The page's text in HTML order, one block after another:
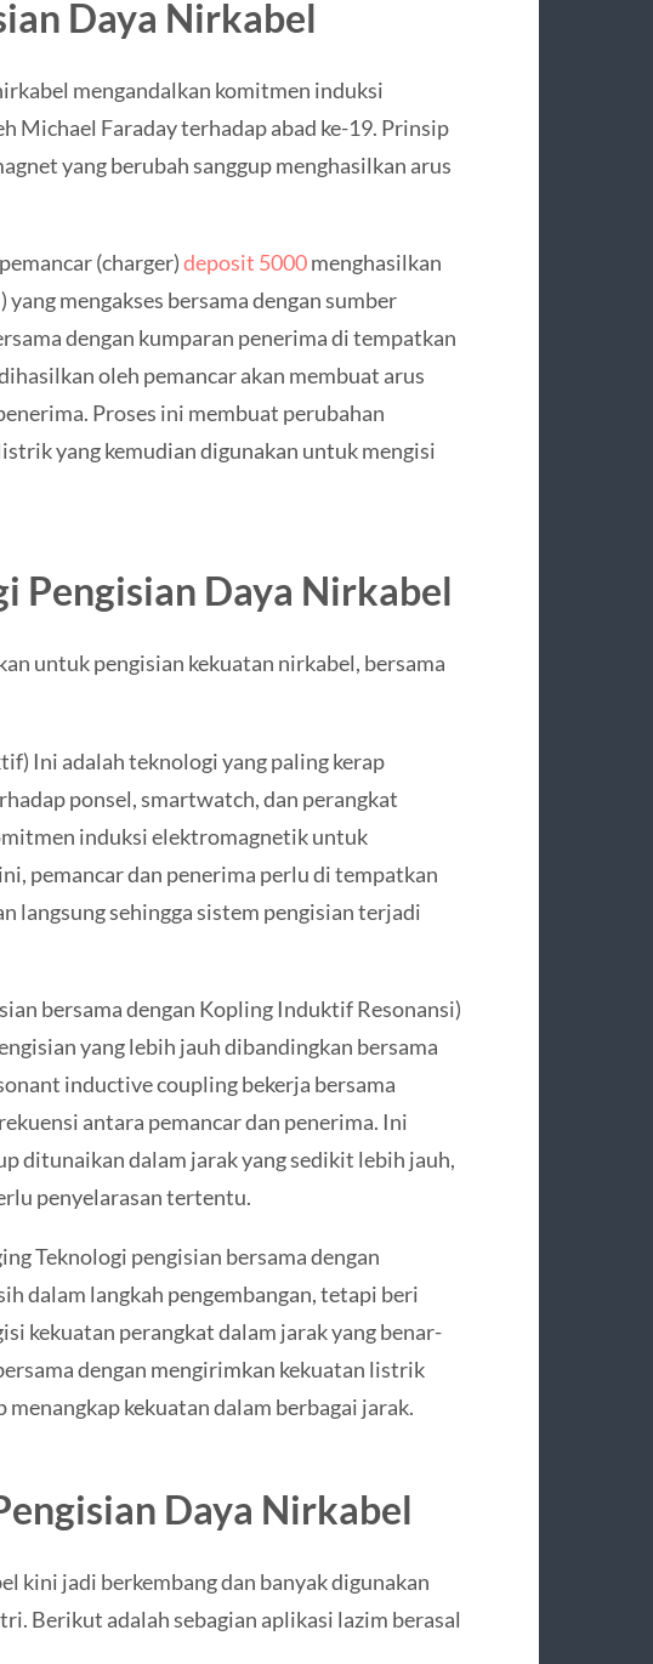
Daya Nirkabel
mengandalkan komitmen induksi
Michael Faraday terhadap abad ke-19. Prinsip
yang berubah sanggup menghasilkan arus
(charger)deposit 5000menghasilkan
mengakses bersama dengan sumber
dengan kumparan penerima di tempatkan
oleh pemancar akan membuat arus
Proses ini membuat perubahan
yang kemudian digunakan untuk mengisi
Pengisian Daya Nirkabel
untuk pengisian kekuatan nirkabel, bersama
Ini adalah teknologi yang paling kerap
ponsel, smartwatch, dan perangkat
induksi elektromagnetik untuk
pemancar dan penerima perlu di tempatkan
langsung sehingga sistem pengisian terjadi
bersama dengan Kopling Induktif Resonansi)
yang lebih jauh dibandingkan bersama
inductive coupling bekerja bersama
antara pemancar dan penerima. Ini
ditunaikan dalam jarak yang sedikit lebih jauh,
penyelarasan tertentu.
Teknologi pengisian bersama dengan
dalam langkah pengembangan, tetapi beri
kekuatan perangkat dalam jarak yang benar-
dengan mengirimkan kekuatan listrik
kekuatan dalam berbagai jarak.
Daya Nirkabel
kini jadi berkembang dan banyak digunakan
Berikut adalah sebagian aplikasi lazim berasal